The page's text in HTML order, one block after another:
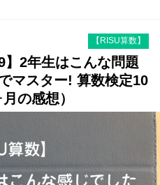
【RISU算数】
】2年生はこんな問題
マスター! 算数検定10
の感想）